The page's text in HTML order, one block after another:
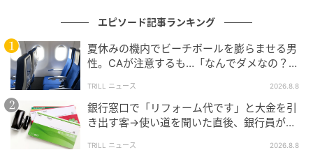
と」で進めることはできません。一つひとつ事実を確
認するのは、お客様の大切な預金を守るためでもあり
ます。
また、多くの金融機関では暗証番号を 一定回数以上誤
って入力すると、安全のためキャッシュカードが利用
できなくなる仕組み
エピソード記事ランキング
夏休みの機内でビーチボールを膨らませる男
性。CAが注意するも…「なんでダメなの？」
TRILL ニュース 2026.8.8
銀行窓口で「リフォーム代です」と大金を引
き出す客→使い道を聞いた直後、銀行員が見
TRILL ニュース 2026.8.8